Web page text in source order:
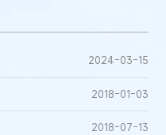
2024-03-15
2018-01-03
2018-07-13